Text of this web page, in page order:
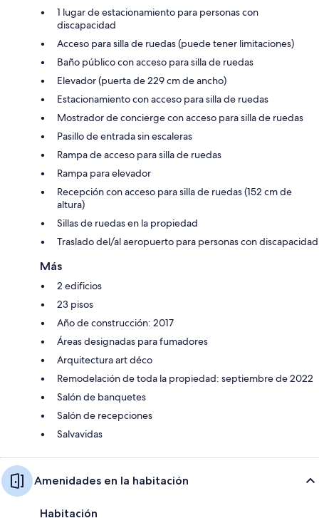
1 lugar de estacionamiento para personas con
discapacidad
Acceso para silla de ruedas (puede tener limitaciones)
Baño público con acceso para silla de ruedas
Elevador (puerta de 229 cm de ancho)
Estacionamiento con acceso para silla de ruedas
Mostrador de concierge con acceso para silla de ruedas
Pasillo de entrada sin escaleras
Rampa de acceso para silla de ruedas
Rampa para elevador
Recepción con acceso para silla de ruedas (152 cm de
altura)
Sillas de ruedas en la propiedad
Traslado del/al aeropuerto para personas con discapacidad
Más
2 edificios
23 pisos
Año de construcción: 2017
Áreas designadas para fumadores
Arquitectura art déco
Remodelación de toda la propiedad: septiembre de 2022
Salón de banquetes
Salón de recepciones
Salvavidas
Amenidades en la habitación
Habitación